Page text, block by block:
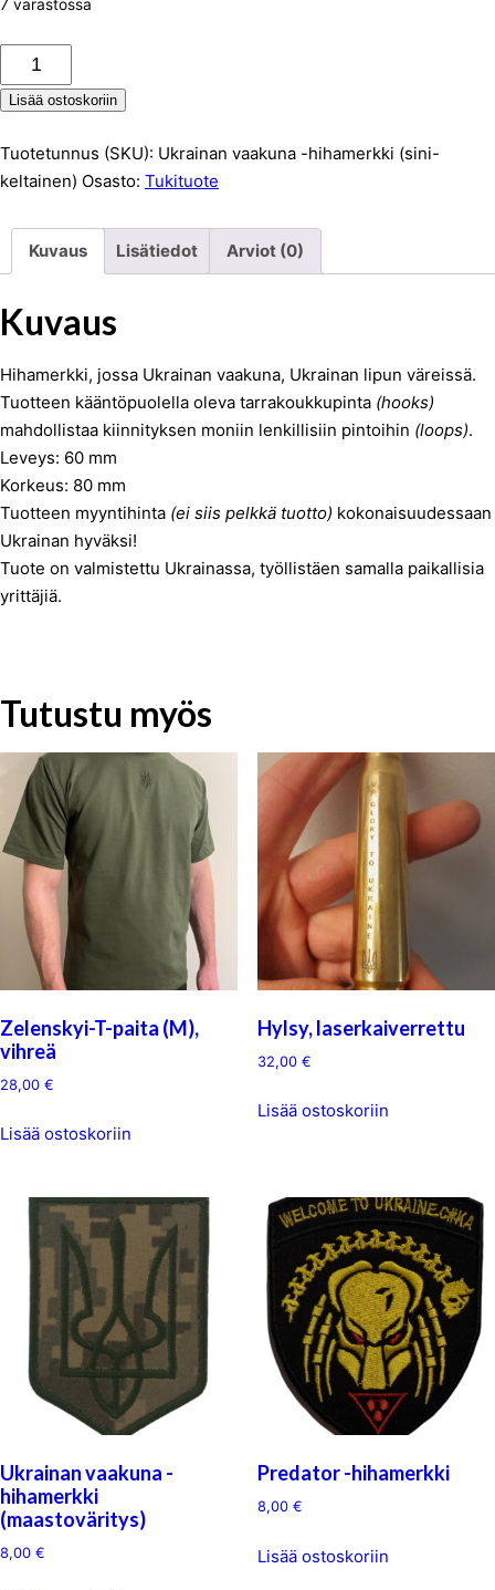
7 varastossa
Ukrainan
vaakuna
-
määrä
Lisää ostoskoriin
Tuotetunnus (SKU): Ukrainan vaakuna -hihamerkki (sini-
keltainen) Osasto: Tukituote
Kuvaus Lisätiedot Arviot (0)
Kuvaus
Hihamerkki, jossa Ukrainan vaakuna, Ukrainan lipun väreissä.
Tuotteen kääntöpuolella oleva tarrakoukkupinta (hooks)
mahdollistaa kiinnityksen moniin lenkillisiin pintoihin (loops).
Leveys: 60 mm
Korkeus: 80 mm
Tuotteen myyntihinta (ei siis pelkkä tuotto) kokonaisuudessaan
Ukrainan hyväksi!
Tuote on valmistettu Ukrainassa, työllistäen samalla paikallisia
yrittäjiä.
Tutustu myös
Zelenskyi-T-paita (M),
vihreä
28,00 €
Lisää ostoskoriin
Hylsy, laserkaiverrettu
32,00 €
Lisää ostoskoriin
Ukrainan vaakuna -
hihamerkki
(maastoväritys)
8,00 €
Predator -hihamerkki
8,00 €
Lisää ostoskoriin